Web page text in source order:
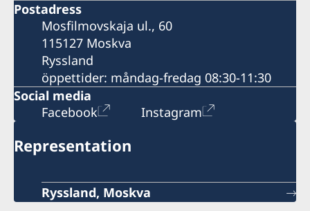
Postadress
Mosfilmovskaja ul., 60
115127 Moskva
Ryssland
öppettider: måndag-fredag 08:30-11:30
Social media
Facebook
Instagram
Representation
Ryssland, Moskva